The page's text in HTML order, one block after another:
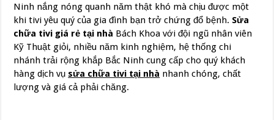
Ninh nắng nóng quanh năm thật khó mà chịu được một
khi tivi yêu quý của gia đình bạn trở chứng đổ bệnh. Sửa
chữa tivi giá rẻ tại nhà Bách Khoa với đội ngũ nhân viên
Kỹ Thuật giỏi, nhiều năm kinh nghiệm, hệ thống chi
nhánh trải rộng khắp Bắc Ninh cung cấp cho quý khách
hàng dịch vụ sửa chữa tivi tại nhà nhanh chóng, chất
lượng và giá cả phải chăng.